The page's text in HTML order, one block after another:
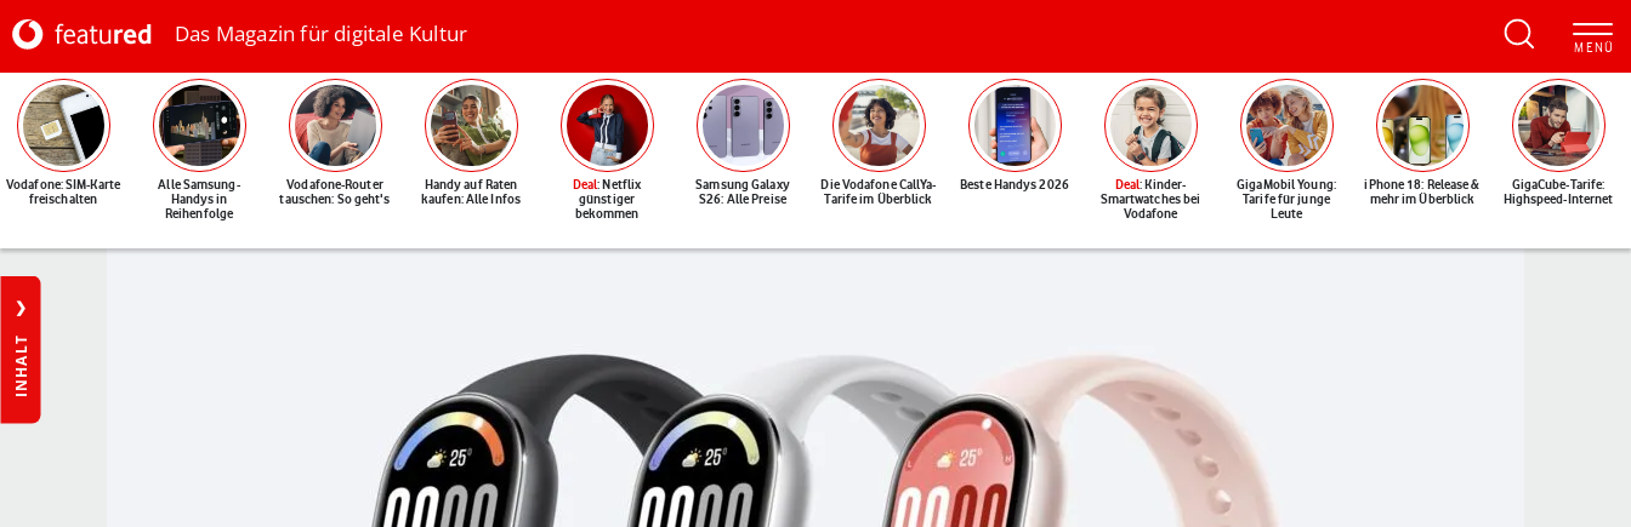
Das Magazin für digitale Kultur
Vodafone: SIM-Karte
freischalten
Alle Samsung-
Handys in
Reihenfolge
Vodafone-Router
tauschen: So geht's
Handy auf Raten
kaufen: Alle Infos
Deal: Netflix
günstiger
bekommen
Samsung Galaxy
S26: Alle Preise
Die Vodafone CallYa-
Tarife im Überblick
Beste Handys 2026 Deal: Kinder-
Smartwatches bei
Vodafone
GigaMobil Young:
Tarife für junge
Leute
iPhone 18: Release &
mehr im Überblick
GigaCube-Tarife:
Highspeed-Internet
INHALT